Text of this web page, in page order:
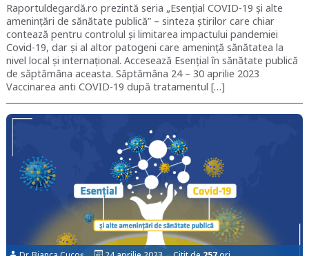
Raportuldegardă.ro prezintă seria „Esențial COVID-19 și alte
amenințări de sănătate publică” – sinteza știrilor care chiar
contează pentru controlul și limitarea impactului pandemiei
Covid-19, dar și al altor patogeni care amenință sănătatea la
nivel local și internațional. Accesează Esențial în sănătate publică
de săptămâna aceasta. Săptămâna 24 – 30 aprilie 2023
Vaccinarea anti COVID-19 după tratamentul […]